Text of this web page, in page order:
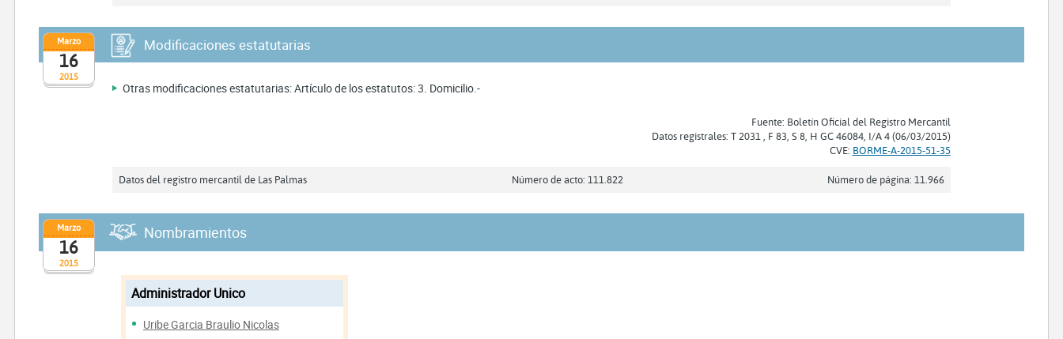
2015
Marzo
16
Modificaciones estatutarias
Otras modificaciones estatutarias: Artículo de los estatutos: 3. Domicilio.-
Fuente: Boletín Oficial del Registro Mercantil
Datos registrales: T 2031 , F 83, S 8, H GC 46084, I/A 4 (06/03/2015)
CVE: BORME-A-2015-51-35
Datos del registro mercantil de Las Palmas Número de acto: 111.822 Número de página: 11.966
2015
Marzo
16
Nombramientos
Administrador Unico
Uribe Garcia Braulio Nicolas